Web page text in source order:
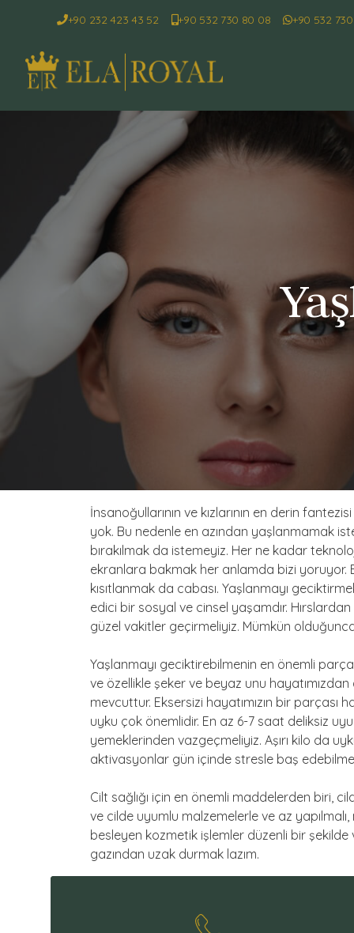
+90 232 423 43 52 +90 532 730 80 08 +90 532
İnsanoğullarının ve kızlarının en derin
yok. Bu nedenle en azından yaşlanmamak
bırakılmak da istemeyiz. Her ne kadar
ekranlara bakmak her anlamda bizi yoruyor.
kısıtlanmak da cabası. Yaşlanmayı
edici bir sosyal ve cinsel yaşamdır.
güzel vakitler geçirmeliyiz. Mümkün
Yaşlanmayı geciktirebilmenin en önemli
ve özellikle şeker ve beyaz unu hayatımızdan
mevcuttur. Eksersizi hayatımızın bir parçası
uyku çok önemlidir. En az 6-7 saat deliksiz
yemeklerinden vazgeçmeliyiz. Aşırı kilo da
aktivasyonlar gün içinde stresle baş
Cilt sağlığı için en önemli maddelerden biri,
ve cilde uyumlu malzemelerle ve az
besleyen kozmetik işlemler düzenli bir
gazından uzak durmak lazım.